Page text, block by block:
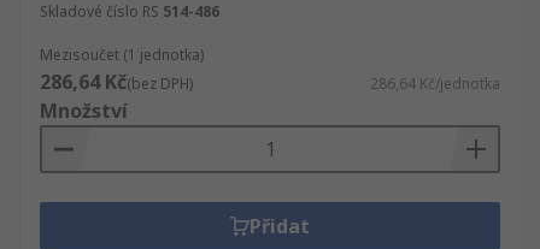
Skladové číslo RS 514-486
Mezisoučet (1 jednotka)
286,64 Kč(bez DPH) 286,64 Kč/jednotka
Množství
Přidat